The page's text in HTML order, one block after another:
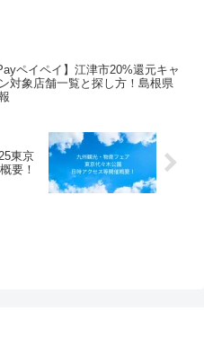
ペイペイ】江津市20%還元キャ
対象店舗一覧と探し方！島根県
東京
要！